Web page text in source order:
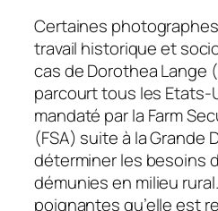
Certaines
travail historique et
cas de Dorothea Lange
parcourt tous les Etats-
mandaté par la Farm
(FSA) suite à la Grande
déterminer les besoins
démunies en milieu
poignantes qu’elle est